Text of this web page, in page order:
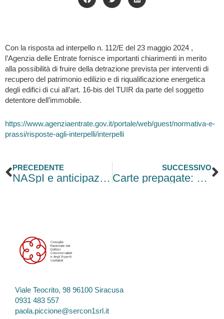
Con la risposta ad interpello n. 112/E del 23 maggio 2024 ,
l’Agenzia delle Entrate fornisce importanti chiarimenti in merito
alla possibilità di fruire della detrazione prevista per interventi di
recupero del patrimonio edilizio e di riqualificazione energetica
degli edifici di cui all’art. 16-bis del TUIR da parte del soggetto
detentore dell’immobile.
https://www.agenziaentrate.gov.it/portale/web/guest/normativa-e-
prassi/risposte-agli-interpelli/interpelli
Precedente
PRECEDENTE
NASpI e anticipazione per l’attività di impresa: obbligo di restituzione
SUCCESSIVO
Carte prepagate: niente obbligo di dichiarazione in Dogana
Viale Teocrito, 98 96100 Siracusa
0931 483 557
paola.piccione@sercon1srl.it